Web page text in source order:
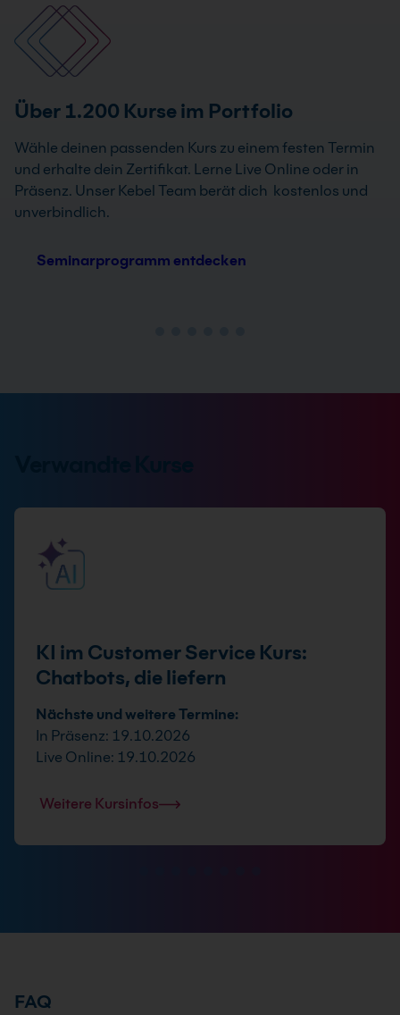
Über 1.200 Kurse im Portfolio
Wähle deinen passenden Kurs zu einem festen Termin
und erhalte dein Zertifikat. Lerne Live Online oder in
Präsenz. Unser Kebel Team berät dich kostenlos und
unverbindlich.
Seminarprogramm entdecken
KI im Customer Service Kurs:
Chatbots, die liefern
Nächste und weitere Termine:
In Präsenz: 19.10.2026
Live Online: 19.10.2026
Weitere Kursinfos
FAQ